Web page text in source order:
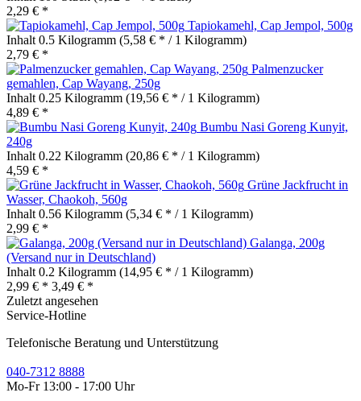
2,29 € *
Tapiokamehl, Cap Jempol, 500g
Inhalt 0.5 Kilogramm (5,58 € * / 1 Kilogramm)
2,79 € *
Palmenzucker
gemahlen, Cap Wayang, 250g
Inhalt 0.25 Kilogramm (19,56 € * / 1 Kilogramm)
4,89 € *
Bumbu Nasi Goreng Kunyit,
240g
Inhalt 0.22 Kilogramm (20,86 € * / 1 Kilogramm)
4,59 € *
Grüne Jackfrucht in
Wasser, Chaokoh, 560g
Inhalt 0.56 Kilogramm (5,34 € * / 1 Kilogramm)
2,99 € *
Galanga, 200g
(Versand nur in Deutschland)
Inhalt 0.2 Kilogramm (14,95 € * / 1 Kilogramm)
2,99 € * 3,49 € *
Zuletzt angesehen
Service-Hotline
Telefonische Beratung und Unterstützung
040-7312 8888
Mo-Fr 13:00 - 17:00 Uhr